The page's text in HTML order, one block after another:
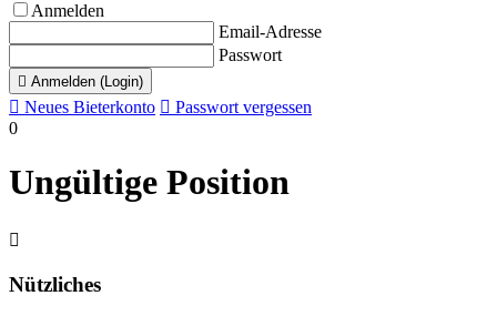
Anmelden
Email-Adresse
Passwort
 Anmelden (Login)
 Neues Bieterkonto  Passwort vergessen
0
Ungültige Position

Nützliches